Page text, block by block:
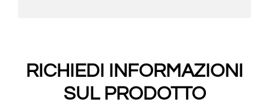
RICHIEDI INFORMAZIONI
SUL PRODOTTO